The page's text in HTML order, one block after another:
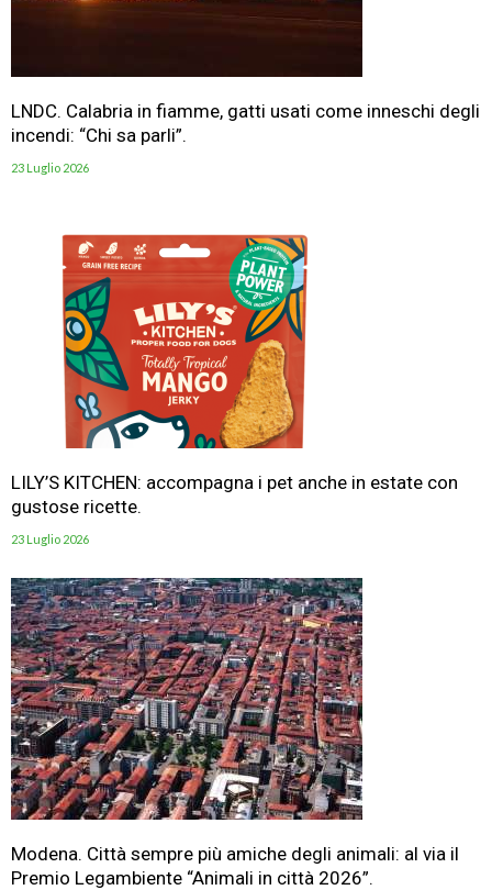
LNDC. Calabria in fiamme, gatti usati come inneschi degli
incendi: “Chi sa parli”.
23 Luglio 2026
LILY’S KITCHEN: accompagna i pet anche in estate con
gustose ricette.
23 Luglio 2026
Modena. Città sempre più amiche degli animali: al via il
Premio Legambiente “Animali in città 2026”.